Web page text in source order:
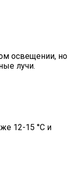
освещении, но
лучи.
12-15 °С и